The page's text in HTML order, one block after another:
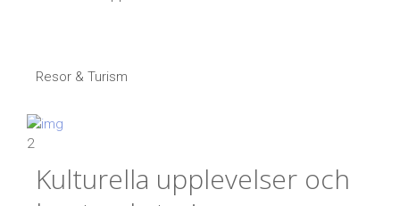
Resor & Turism
2
Kulturella upplevelser och